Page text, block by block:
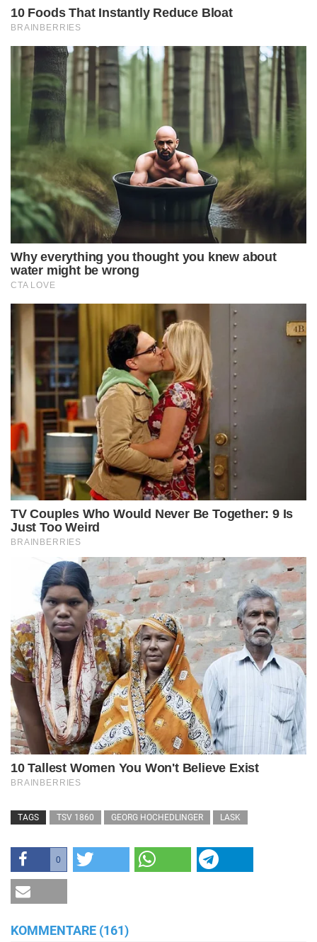
TAGS TSV 1860 GEORG HOCHEDLINGER LASK
0
KOMMENTARE (161)